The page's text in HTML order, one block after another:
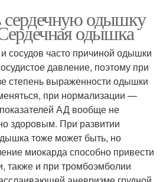
сердечную одышку
одышка
сосудов часто причиной одышки
давление, поэтому при
степень выраженности одышки
при нормализации —
АД вообще не
здоровым. При развитии
тоже может быть, но
миокарда способно привести
также и при тромбоэмболии